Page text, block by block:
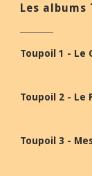
Les albums
Toupoil 1 - Le
Toupoil 2 - Le
Toupoil 3 -